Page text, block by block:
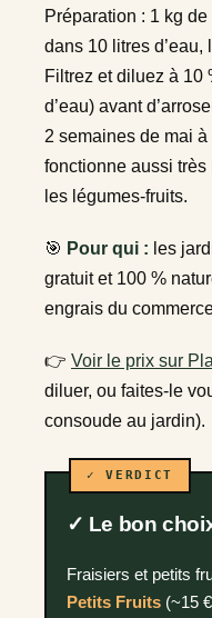
Préparation : 1 kg
dans 10 litres d’eau,
Filtrez et diluez à 10
d’eau) avant
2 semaines de mai
fonctionne aussi
les légumes-fruits.
🎯 Pour qui : les
gratuit et 100 %
engrais du
👉 Voir le prix sur
diluer, ou faites-le
consoude au jardin).
✓ Le bon
Fraisiers et petits
Petits Fruits (~15